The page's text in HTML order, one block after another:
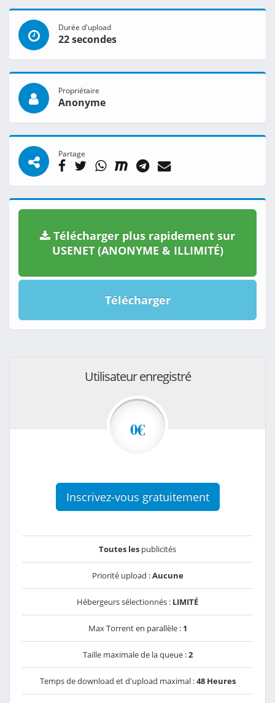
Durée d'upload
22 secondes
Propriétaire
Anonyme
Partage
Télécharger plus rapidement sur
USENET (ANONYME & ILLIMITÉ)
Télécharger
Utilisateur enregistré
0€
Inscrivez-vous gratuitement
Toutes les publicités
Priorité upload :Aucune
Hébergeurs sélectionnés : LIMITÉ
Max Torrent en parallèle : 1
Taille maximale de la queue :2
Temps de download et d'upload maximal :48 Heures